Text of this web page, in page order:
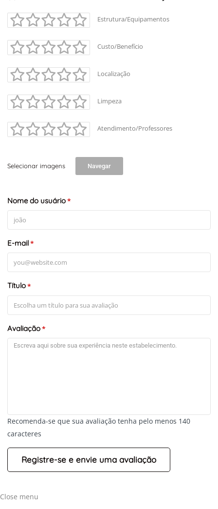
+-
Leaflet
Estrutura/Equipamentos
Custo/Benefício
Localização
Limpeza
Atendimento/Professores
Selecionar imagens Navegar
Nome do usuário*
E-mail*
Título*
Avaliação*
Recomenda-se que sua avaliação tenha pelo menos 140
caracteres
Close menu